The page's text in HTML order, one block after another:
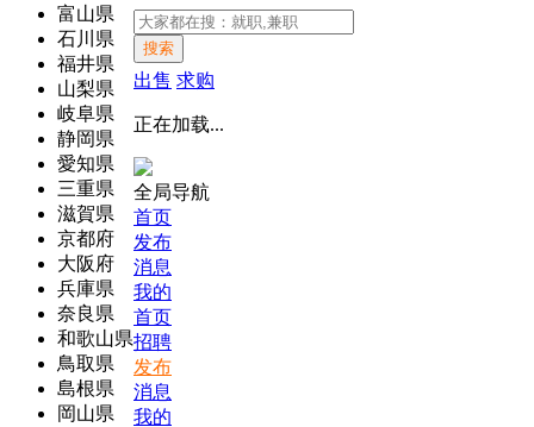
富山県
石川県
福井県
山梨県
岐阜県
静岡県
愛知県
三重県
滋賀県
京都府
大阪府
兵庫県
奈良県
和歌山県
鳥取県
島根県
岡山県
搜索
出售 求购
正在加载...
全局导航
首页
发布
消息
我的
首页
招聘
发布
消息
我的